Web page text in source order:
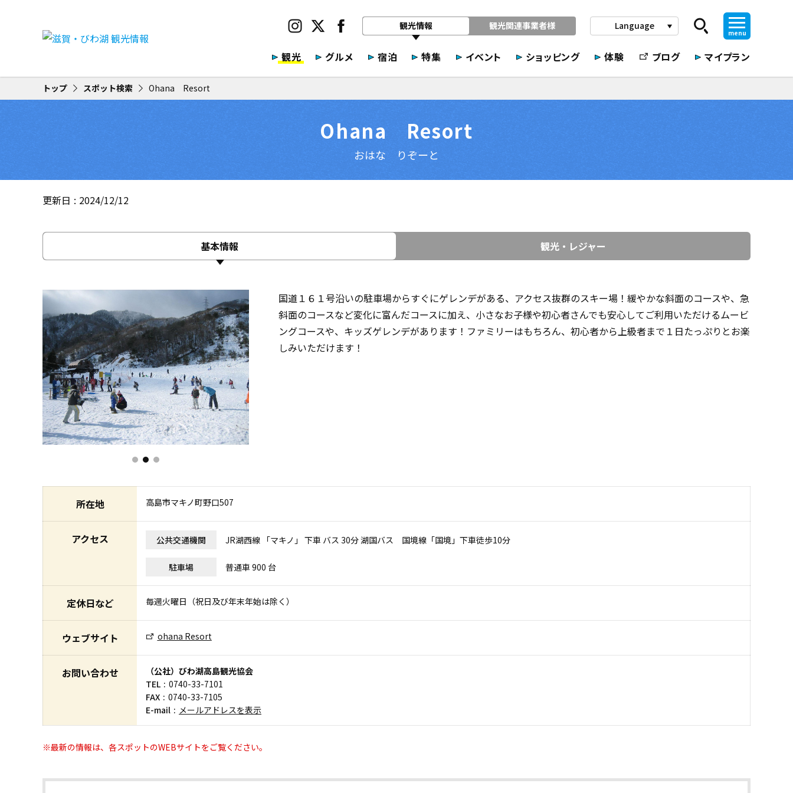
観光情報 観光関連事業者様 Language play_arrow
menu
観光 グルメ 宿泊 特集 イベント ショッピング 体験 ブログ マイプラン
トップ スポット検索 Ohana Resort
Ohana Resort
おはな りぞーと
更新日 2024/12/12
基本情報 観光・レジャー
国道１６１号沿いの駐車場からすぐにゲレンデがある、アクセス抜群のスキー場！緩やかな斜面のコースや、急
斜面のコースなど変化に富んだコースに加え、小さなお子様や初心者さんでも安心してご利用いただけるムービ
ングコースや、キッズゲレンデがあります！ファミリーはもちろん、初心者から上級者まで１日たっぷりとお楽
しみいただけます！
所在地 高島市マキノ町野口507
アクセス 公共交通機関 JR湖西線 「マキノ」 下車 バス 30分 湖国バス 国境線「国境」下車徒歩10分
駐車場 普通車 900 台
定休日など 毎週火曜日（祝日及び年末年始は除く）
ウェブサイト ohana Resort
お問い合わせ
（公社）びわ湖高島観光協会
TEL
0740-33-7101
FAX
0740-33-7105
E-mail
メールアドレスを表示
※最新の情報は、各スポットのWEBサイトをご覧ください。